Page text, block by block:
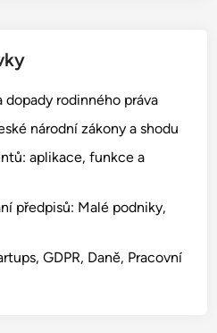
dopady rodinného práva
národní zákony a shodu
aplikace, funkce a
předpisů: Malé podniky,
GDPR, Daně, Pracovní